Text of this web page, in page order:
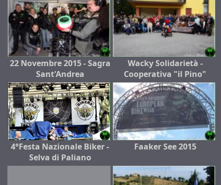
22 Novembre 2015 - Sagra
Sant'Andrea
Wacky Solidarietà -
Cooperativa "il Pino"
4°Festa Nazionale Biker -
Selva di Paliano
Faaker See 2015